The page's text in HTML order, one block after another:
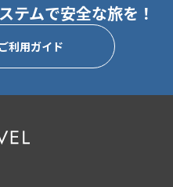
テムで安全な旅を！
利用ガイド